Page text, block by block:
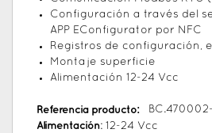
Configuración a través del
APP EConfigurator por NFC
Registros de configuración,
Montaje superficie
Alimentación 12-24 Vcc
Referencia producto:
Alimentación: 12-24 Vcc